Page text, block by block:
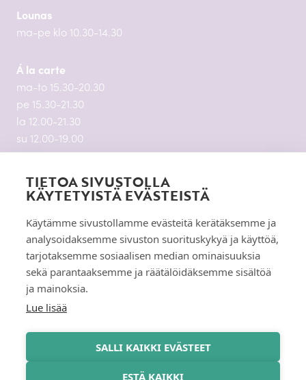
TIETOA SIVUSTOLLA
KÄYTETYISTÄ EVÄSTEISTÄ
Käytämme sivustollamme evästeitä kerätäksemme ja
analysoidaksemme sivuston suorituskykyä ja käyttöä,
tarjotaksemme sosiaalisen median ominaisuuksia
sekä parantaaksemme ja räätälöidäksemme sisältöä
ja mainoksia.
Lue lisää
SALLI KAIKKI EVÄSTEET
ESTÄ KAIKKI
Lounas
ma-pe klo 10.30-14.30
Á la carte
ma-to 15.30-20.30
pe 15.30-21.30
la 12.00-21.30
su 12.00-19.00
Yökerho
pe-la 23.00-04.30